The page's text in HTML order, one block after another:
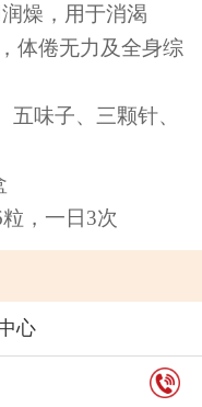
燥，用于消渴
体倦无力及全身综
五味子、三颗针、
，一日3次
心